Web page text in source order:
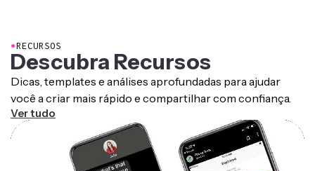
●RECURSOS
Descubra Recursos
Dicas, templates e análises aprofundadas para ajudar
você a criar mais rápido e compartilhar com confiança.
Ver tudo